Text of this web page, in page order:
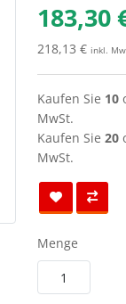
183,30
218,13 € inkl.
Kaufen Sie 10
MwSt.
Kaufen Sie 20
MwSt.
Menge